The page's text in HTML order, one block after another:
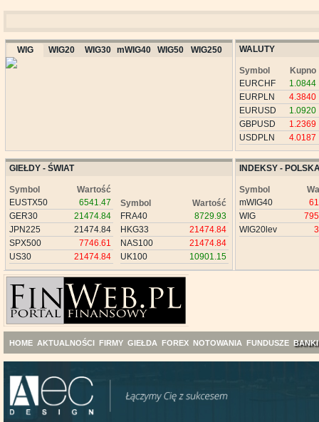
WIG WIG20 WIG30 mWIG40 WIG50 WIG250 WALUTY
Symbol
Kupno
EURCHF
1.0844
EURPLN
4.3840
EURUSD
1.0920
GBPUSD
1.2369
USDPLN
4.0187
GIEŁDY - ŚWIAT
Symbol
Wartość
EUSTX50
6541.47
GER30
21474.84
JPN225
21474.84
SPX500
7746.61
US30
21474.84
Symbol
Wartość
FRA40
8729.93
HKG33
21474.84
NAS100
21474.84
UK100
10901.15
INDEKSY -
Symbol
mWIG40
WIG
WIG20lev
HOME AKTUALNOŚCI FIRMY GIEŁDA FOREX NOTOWANIA FUNDUSZE BANKI